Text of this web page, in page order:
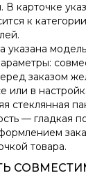
карточке
к
указана
заказом
или в
стеклянная
— гладкая
товара.